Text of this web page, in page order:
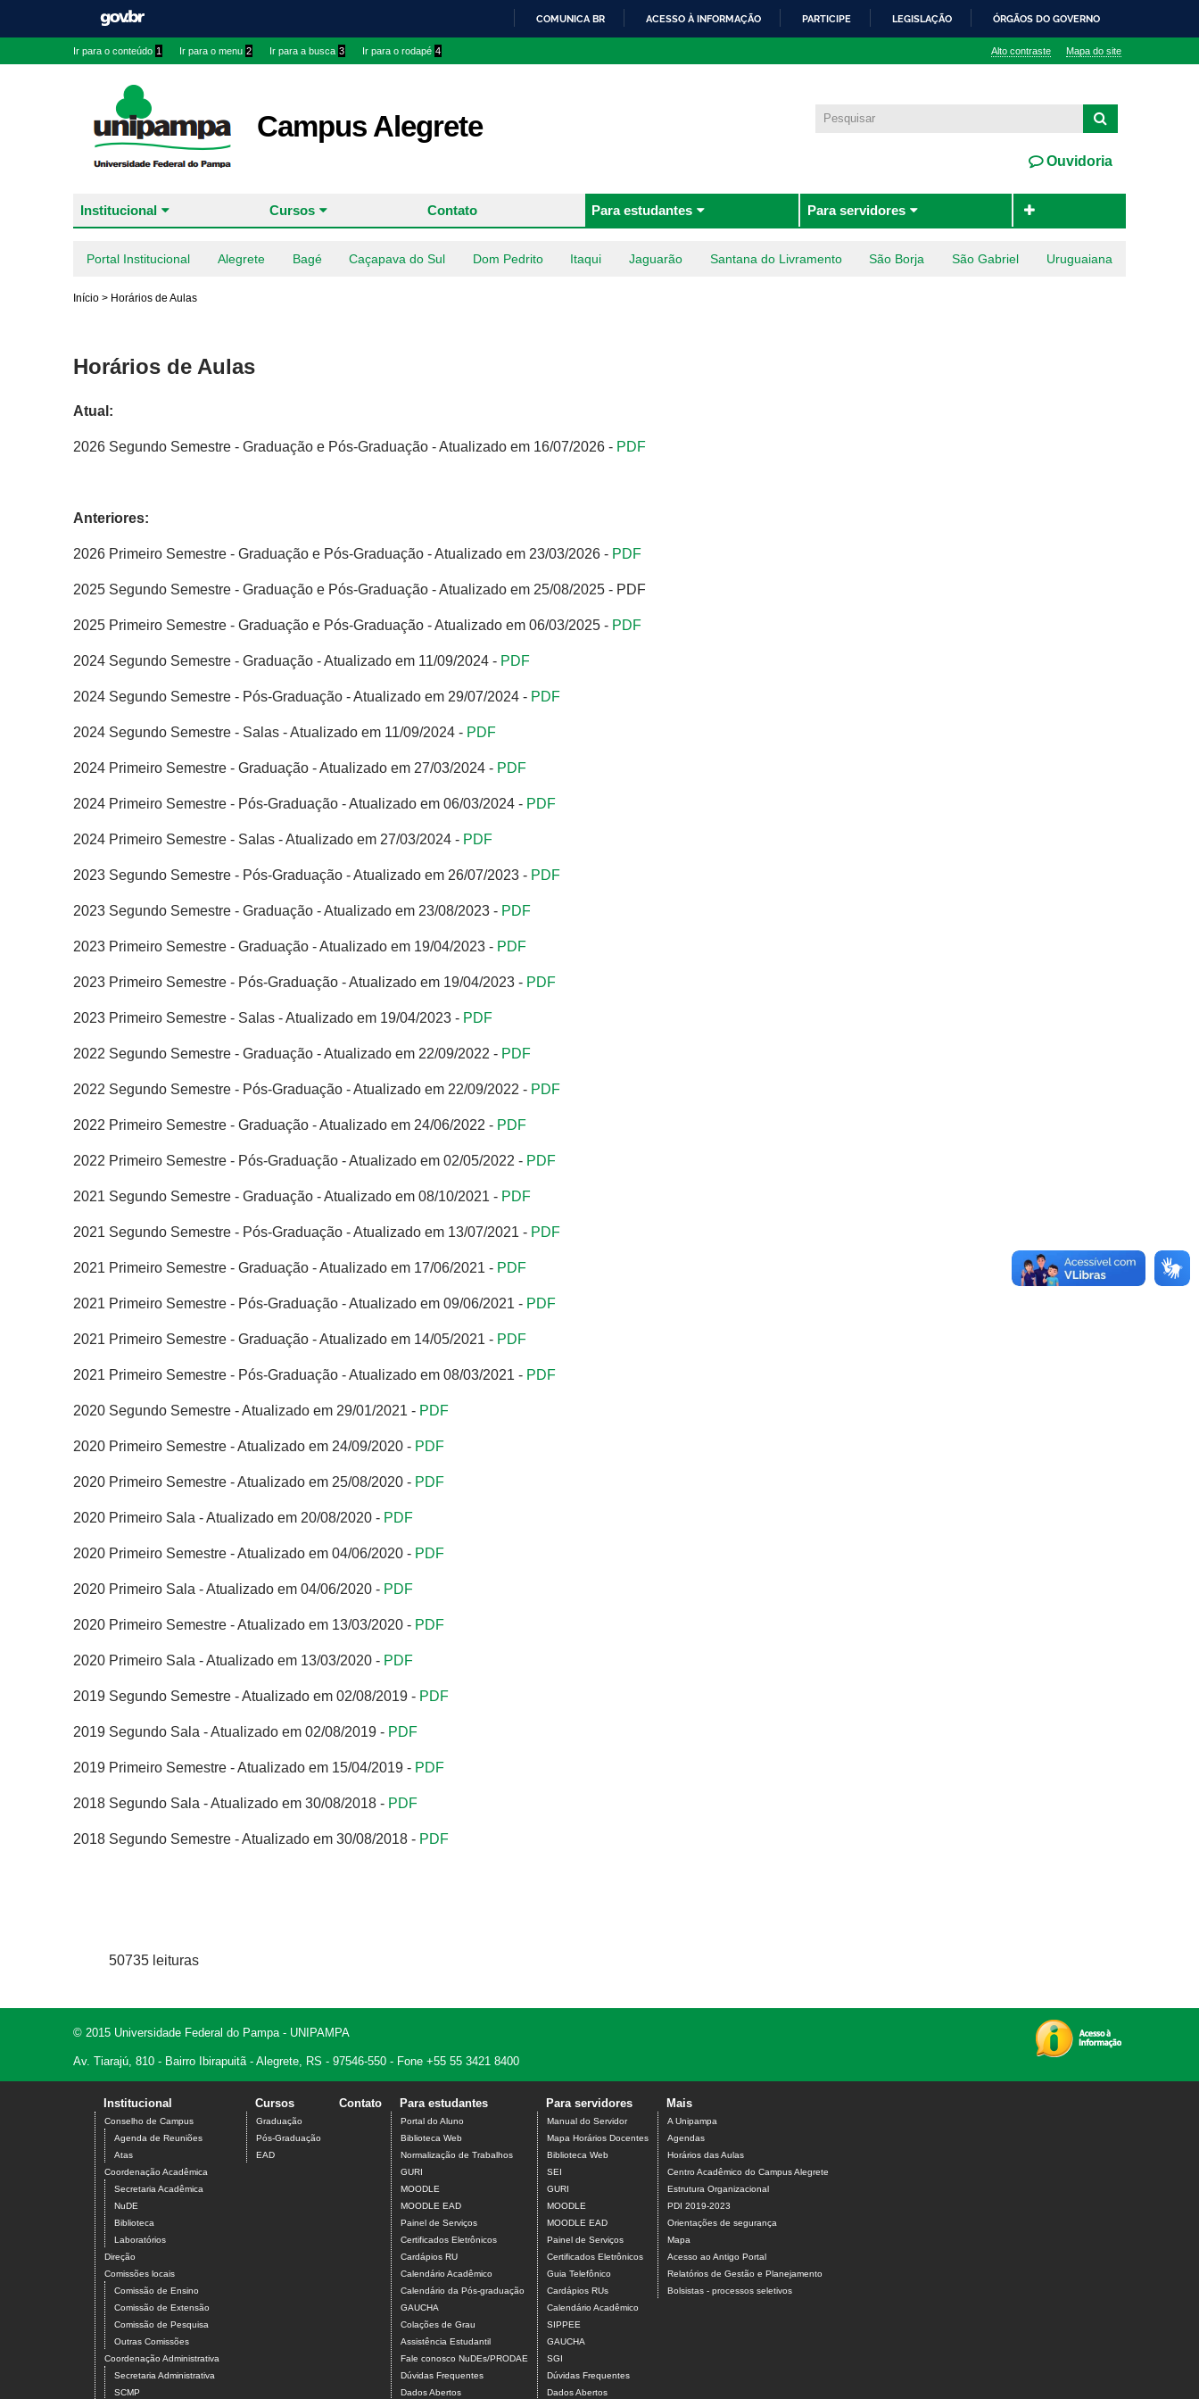
COMUNICA BR ACESSO À INFORMAÇÃO PARTICIPE LEGISLAÇÃO ÓRGÃOS DO GOVERNO
Ir para o conteúdo 1 Ir para o menu 2 Ir para a busca 3 Ir para o rodapé 4 Alto contraste Mapa do site
Campus Alegrete
Ouvidoria
Institucional Cursos Contato Para estudantes Para servidores
Portal Institucional Alegrete Bagé Caçapava do Sul Dom Pedrito Itaqui Jaguarão Santana do Livramento São Borja São Gabriel Uruguaiana
Início > Horários de Aulas
Horários de Aulas
Atual:
2026 Segundo Semestre - Graduação e Pós-Graduação - Atualizado em 16/07/2026 - PDF
Anteriores:
2026 Primeiro Semestre - Graduação e Pós-Graduação - Atualizado em 23/03/2026 - PDF
2025 Segundo Semestre - Graduação e Pós-Graduação - Atualizado em 25/08/2025 - PDF
2025 Primeiro Semestre - Graduação e Pós-Graduação - Atualizado em 06/03/2025 - PDF
2024 Segundo Semestre - Graduação - Atualizado em 11/09/2024 - PDF
2024 Segundo Semestre - Pós-Graduação - Atualizado em 29/07/2024 - PDF
2024 Segundo Semestre - Salas - Atualizado em 11/09/2024 - PDF
2024 Primeiro Semestre - Graduação - Atualizado em 27/03/2024 - PDF
2024 Primeiro Semestre - Pós-Graduação - Atualizado em 06/03/2024 - PDF
2024 Primeiro Semestre - Salas - Atualizado em 27/03/2024 - PDF
2023 Segundo Semestre - Pós-Graduação - Atualizado em 26/07/2023 - PDF
2023 Segundo Semestre - Graduação - Atualizado em 23/08/2023 - PDF
2023 Primeiro Semestre - Graduação - Atualizado em 19/04/2023 - PDF
2023 Primeiro Semestre - Pós-Graduação - Atualizado em 19/04/2023 - PDF
2023 Primeiro Semestre - Salas - Atualizado em 19/04/2023 - PDF
2022 Segundo Semestre - Graduação - Atualizado em 22/09/2022 - PDF
2022 Segundo Semestre - Pós-Graduação - Atualizado em 22/09/2022 - PDF
2022 Primeiro Semestre - Graduação - Atualizado em 24/06/2022 - PDF
2022 Primeiro Semestre - Pós-Graduação - Atualizado em 02/05/2022 - PDF
2021 Segundo Semestre - Graduação - Atualizado em 08/10/2021 - PDF
2021 Segundo Semestre - Pós-Graduação - Atualizado em 13/07/2021 - PDF
2021 Primeiro Semestre - Graduação - Atualizado em 17/06/2021 - PDF
2021 Primeiro Semestre - Pós-Graduação - Atualizado em 09/06/2021 - PDF
2021 Primeiro Semestre - Graduação - Atualizado em 14/05/2021 - PDF
2021 Primeiro Semestre - Pós-Graduação - Atualizado em 08/03/2021 - PDF
2020 Segundo Semestre - Atualizado em 29/01/2021 - PDF
2020 Primeiro Semestre - Atualizado em 24/09/2020 - PDF
2020 Primeiro Semestre - Atualizado em 25/08/2020 - PDF
2020 Primeiro Sala - Atualizado em 20/08/2020 - PDF
2020 Primeiro Semestre - Atualizado em 04/06/2020 - PDF
2020 Primeiro Sala - Atualizado em 04/06/2020 - PDF
2020 Primeiro Semestre - Atualizado em 13/03/2020 - PDF
2020 Primeiro Sala - Atualizado em 13/03/2020 - PDF
2019 Segundo Semestre - Atualizado em 02/08/2019 - PDF
2019 Segundo Sala - Atualizado em 02/08/2019 - PDF
2019 Primeiro Semestre - Atualizado em 15/04/2019 - PDF
2018 Segundo Sala - Atualizado em 30/08/2018 - PDF
2018 Segundo Semestre - Atualizado em 30/08/2018 - PDF
50735 leituras
© 2015 Universidade Federal do Pampa - UNIPAMPA
Av. Tiarajú, 810 - Bairro Ibirapuitã - Alegrete, RS - 97546-550 - Fone +55 55 3421 8400
Institucional
Conselho de Campus
Agenda de Reuniões
Atas
Coordenação Acadêmica
Secretaria Acadêmica
NuDE
Biblioteca
Laboratórios
Direção
Comissões locais
Comissão de Ensino
Comissão de Extensão
Comissão de Pesquisa
Outras Comissões
Coordenação Administrativa
Secretaria Administrativa
SCMP
Cursos
Graduação
Pós-Graduação
EAD
Contato Para estudantes
Portal do Aluno
Biblioteca Web
Normalização de Trabalhos
GURI
MOODLE
MOODLE EAD
Painel de Serviços
Certificados Eletrônicos
Cardápios RU
Calendário Acadêmico
Calendário da Pós-graduação
GAUCHA
Colações de Grau
Assistência Estudantil
Fale conosco NuDEs/PRODAE
Dúvidas Frequentes
Dados Abertos
Para servidores
Manual do Servidor
Mapa Horários Docentes
Biblioteca Web
SEI
GURI
MOODLE
MOODLE EAD
Painel de Serviços
Certificados Eletrônicos
Guia Telefônico
Cardápios RUs
Calendário Acadêmico
SIPPEE
GAUCHA
SGI
Dúvidas Frequentes
Dados Abertos
Mais
A Unipampa
Agendas
Horários das Aulas
Centro Acadêmico do Campus Alegrete
Estrutura Organizacional
PDI 2019-2023
Orientações de segurança
Mapa
Acesso ao Antigo Portal
Relatórios de Gestão e Planejamento
Bolsistas - processos seletivos